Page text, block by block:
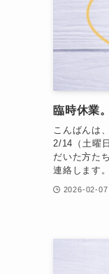
臨時休業
こんばんは
2/14（土曜
だいた方た
連絡します
2026-02-07